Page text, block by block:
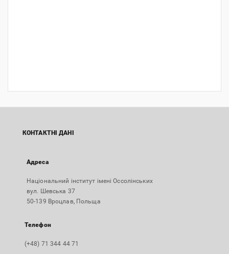
КОНТАКТНІ ДАНІ
Адреса
Національний інститут імені Оссолінських
вул. Шевська 37
50-139 Вроцлав, Польща
Телефон
(+48) 71 344 44 71